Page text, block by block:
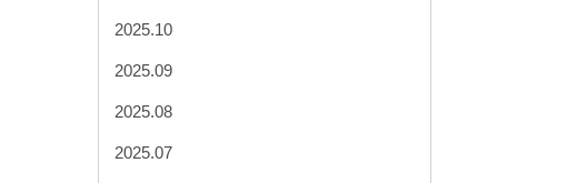
2025.10
2025.09
2025.08
2025.07